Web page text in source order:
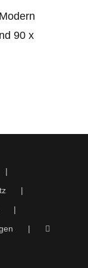
90 x